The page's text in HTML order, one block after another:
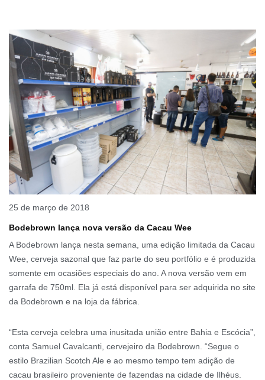
25 de março de 2018
Bodebrown lança nova versão da Cacau Wee
A Bodebrown lança nesta semana, uma edição limitada da Cacau
Wee, cerveja sazonal que faz parte do seu portfólio e é produzida
somente em ocasiões especiais do ano. A nova versão vem em
garrafa de 750ml. Ela já está disponível para ser adquirida no site
da Bodebrown e na loja da fábrica.
“Esta cerveja celebra uma inusitada união entre Bahia e Escócia”,
conta Samuel Cavalcanti, cervejeiro da Bodebrown. “Segue o
estilo Brazilian Scotch Ale e ao mesmo tempo tem adição de
cacau brasileiro proveniente de fazendas na cidade de Ilhéus.